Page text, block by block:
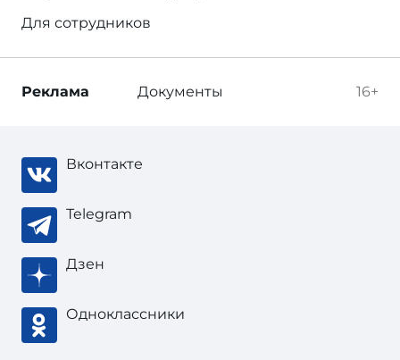
Для сотрудников
16+
Реклама Документы
Вконтакте
Telegram
Дзен
Одноклассники